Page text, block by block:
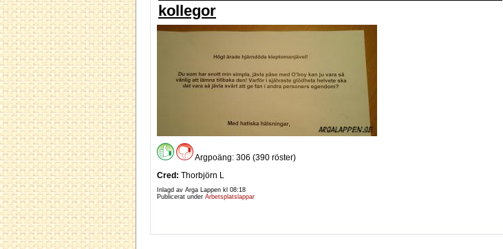
kollegor
Argpoäng: 306 (390 röster)
Cred: Thorbjörn L
Inlagd av Arga Lappen kl 08:18
Publicerat under Arbetsplatslappar